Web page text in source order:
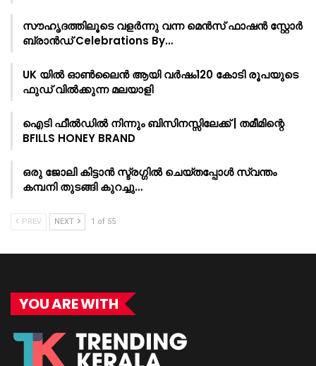
സൗഹൃദത്തിലൂടെ വളർന്നു വന്ന മെൻസ് ഫാഷൻ സ്റ്റോർ
ബ്രാൻഡ് Celebrations By…
UK യിൽ ഓൺലൈൻ ആയി വർഷം120 കോടി രൂപയുടെ
ഫുഡ് വിൽക്കുന്ന മലയാളി
ഐടി ഫീൽഡിൽ നിന്നും ബിസിനസ്സിലേക്ക് | തമീമിന്റെ
BFILLS HONEY BRAND
ഒരു ജോലി കിട്ടാൻ സ്ട്രഗ്ഗിൽ ചെയ്തപ്പോൾ സ്വന്തം
കമ്പനി തുടങ്ങി കുറച്ചു…
PREV NEXT 1 of 55
YOU ARE WITH